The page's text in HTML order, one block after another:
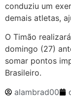
conduziu um
demais atletas,
O Timão
domingo (27)
somar pontos
Brasileiro.
alambrad00